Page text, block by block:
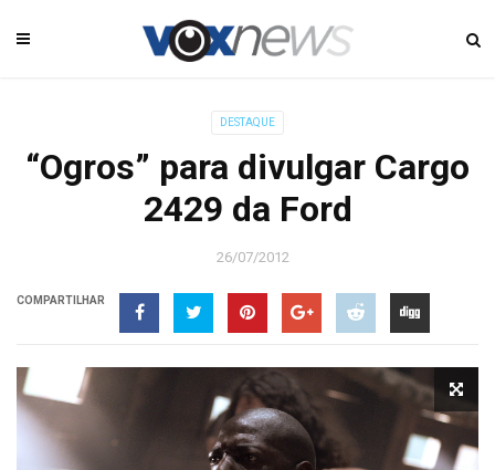
DESTAQUE
“Ogros” para divulgar Cargo
2429 da Ford
26/07/2012
COMPARTILHAR